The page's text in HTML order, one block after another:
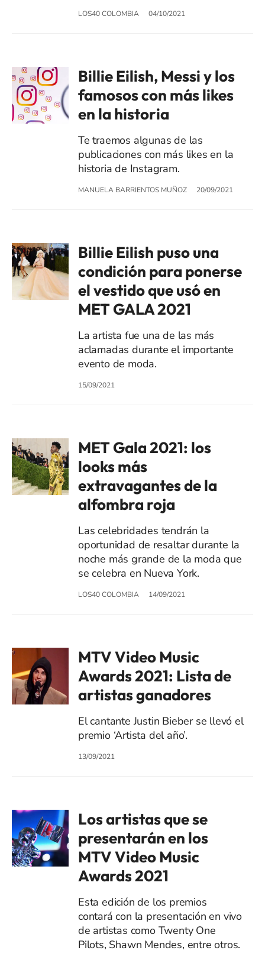
LOS40 COLOMBIA 04/10/2021
Billie Eilish, Messi y los
famosos con más likes
en la historia
Te traemos algunas de las
publicaciones con más likes en la
historia de Instagram.
MANUELA BARRIENTOS MUÑOZ 20/09/2021
Billie Eilish puso una
condición para ponerse
el vestido que usó en
MET GALA 2021
La artista fue una de las más
aclamadas durante el importante
evento de moda.
15/09/2021
MET Gala 2021: los
looks más
extravagantes de la
alfombra roja
Las celebridades tendrán la
oportunidad de resaltar durante la
noche más grande de la moda que
se celebra en Nueva York.
LOS40 COLOMBIA 14/09/2021
MTV Video Music
Awards 2021: Lista de
artistas ganadores
El cantante Justin Bieber se llevó el
premio ‘Artista del año’.
13/09/2021
Los artistas que se
presentarán en los
MTV Video Music
Awards 2021
Esta edición de los premios
contará con la presentación en vivo
de artistas como Twenty One
Pilots, Shawn Mendes, entre otros.